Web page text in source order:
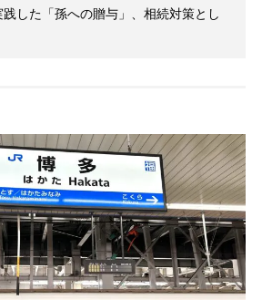
した「孫への贈与」、相続対策とし